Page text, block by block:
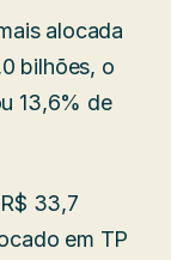
alocada
bilhões, o
13,6% de
33,7
em TP